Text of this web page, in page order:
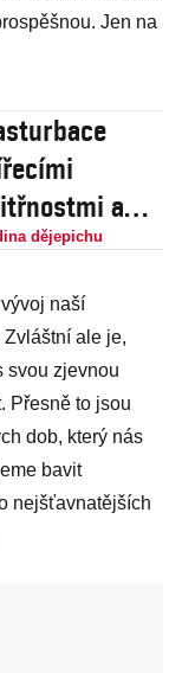
Jen na
a
Jak v
dějepichu
naší
ale je,
svou zjevnou
Přesně to jsou
dob, který nás
bavit
nejšťavnatějších